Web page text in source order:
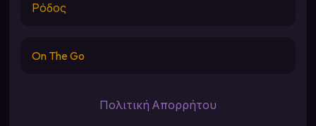
Ρόδος
On The Go
Πολιτική Απορρήτου